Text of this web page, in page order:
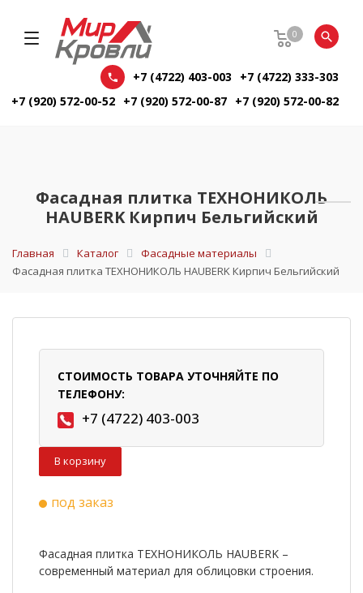
0
+7 (4722) 403-003
+7 (4722) 333-303
+7 (920) 572-00-52 +7 (920) 572-00-87 +7 (920) 572-00-82
Фасадная плитка ТЕХНОНИКОЛЬ
HAUBERK Кирпич Бельгийский
Главная Каталог
Фасадные материалы
Фасадная плитка ТЕХНОНИКОЛЬ HAUBERK Кирпич Бельгийский
СТОИМОСТЬ ТОВАРА УТОЧНЯЙТЕ ПО
ТЕЛЕФОНУ:
+7 (4722) 403-003
В корзину
под заказ
Фасадная плитка ТЕХНОНИКОЛЬ HAUBERK –
современный материал для облицовки строения.